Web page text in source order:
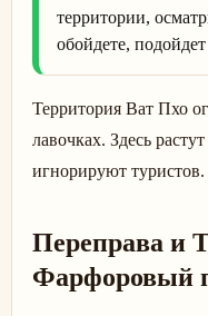
территории,
обойдете,
Территория Ват Пхо
лавочках. Здесь
игнорируют туристов.
Переправа и
Фарфоровый